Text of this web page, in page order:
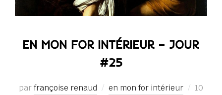
EN MON FOR INTÉRIEUR – JOUR
#25
parfrançoise renaud en mon for intérieur
Publié
10